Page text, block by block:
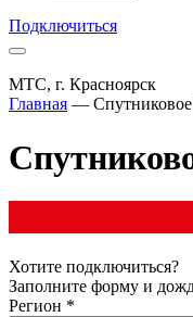
Подключиться
МТС, г. Красноярск
Главная —
Хотите подключиться?
Заполните форму и
Регион *